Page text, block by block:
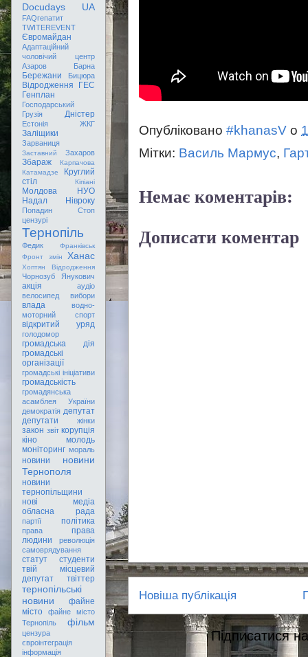
Опубліковано #khanasV о
Мітки: Василь Мармус,
Немає коментарів:
Дописати коментар
Новіша публікація
Підписатися
Docudays UA
FAQгепатит
TWITEREVENT
Євромайдан
Адаптаційний
чоловічий центр
Азаров
Барна
Бережани Бицюра
Відродження
ГЕС
Генплан
Господарський
Грузія
Дністер
Естонія ЖКГ
Заліщики
Зарваниця
Заставний Захаров
Збараж
Карпачова
Катамадзе
Круглий
стіл
Кіпіані
Молдова
НУО
Надал
Нівроку
Попадин
Стоп
цензурі
Тернопіль
Федик
Франківськ
Фронт змін
Ханас
Хоптян Відродження
Чорнозуб Янукович
акція
аудіо
велосипед
вибори
влада
водно-
моторний спорт
відкритий уряд
голодомор
громадська дія
громадські
організації
громадські ініціативи
громадськість
громадянська
асамблея України
демократія депутат
депутати
жінки
закон звіт корупція
кіно
молодь
моніторинг мораль
новини
новини
Тернополя
новини
тернопільщини
нові медіа
обласна рада
партії політика
права
права
людини
революція
самоврядування
статут
студенти
твій місцевий
депутат
твіттер
тернопільські
новини
файне
місто
файне місто
Тернопіль
фільм
цензура
євроінтеграція
інформація